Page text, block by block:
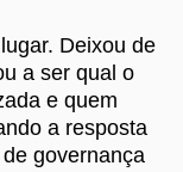
Deixou de
a ser qual o
e quem
a resposta
governança